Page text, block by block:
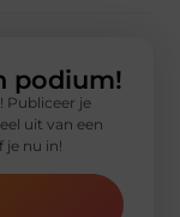
podium!
Publiceer je
uit van een
je nu in!